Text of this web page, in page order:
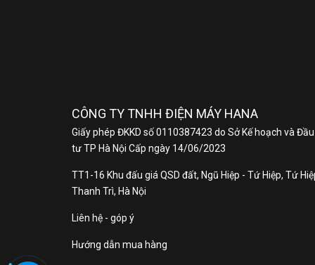
CÔNG TY TNHH ĐIỆN MÁY HANA
Giấy phép ĐKKD số 0110387423 do Sở Kế hoạch và Đầu
tư TP Hà Nội Cấp ngày 14/06/2023
TT1-16 Khu đấu giá QSD đất, Ngũ Hiệp - Tứ Hiệp, Tứ
Thanh Trì, Hà Nội
Liên hệ - góp ý
Hướng dẫn mua hàng